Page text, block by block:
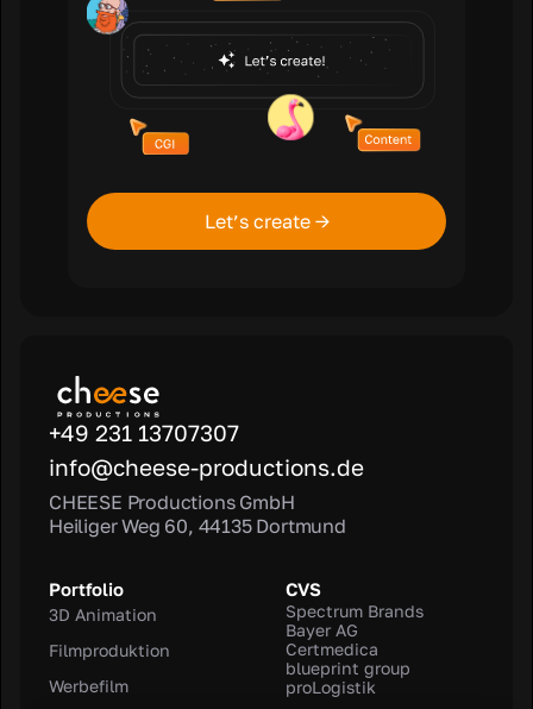
Let’s create →
+49 231 13707307
info@cheese-productions.de
CHEESE Productions GmbH
Heiliger Weg 60, 44135 Dortmund
Portfolio
3D Animation
Filmproduktion
Werbefilm
CVS
Spectrum Brands
Bayer AG
Certmedica
blueprint group
proLogistik